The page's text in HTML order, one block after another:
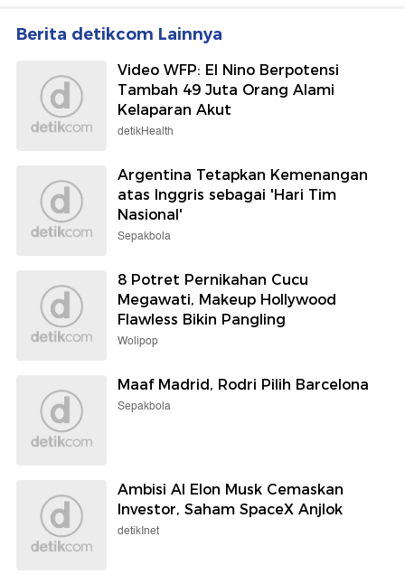
Berita detikcom Lainnya
Video WFP: El Nino Berpotensi
Tambah 49 Juta Orang Alami
Kelaparan Akut
detikHealth
Argentina Tetapkan Kemenangan
atas Inggris sebagai 'Hari Tim
Nasional'
Sepakbola
8 Potret Pernikahan Cucu
Megawati, Makeup Hollywood
Flawless Bikin Pangling
Wolipop
Maaf Madrid, Rodri Pilih Barcelona
Sepakbola
Ambisi AI Elon Musk Cemaskan
Investor, Saham SpaceX Anjlok
detikInet